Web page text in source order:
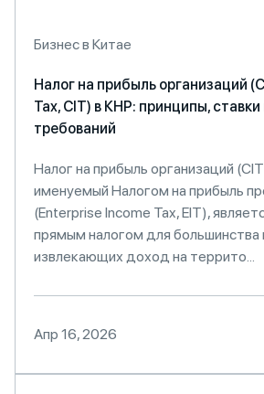
Бизнес в Китае
Налог на прибыль организаций
Tax, CIT) в КНР: принципы,
требований
Налог на прибыль организаций
именуемый Налогом на прибыль
(Enterprise Income Tax, EIT),
прямым налогом для большинства
извлекающих доход на террито...
Апр 16, 2026